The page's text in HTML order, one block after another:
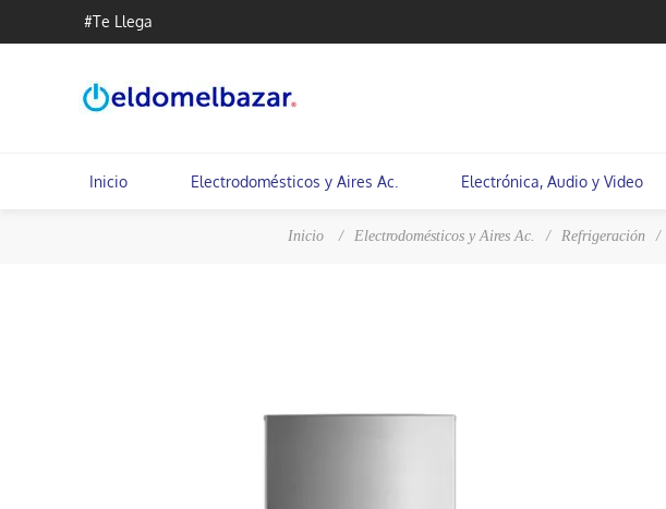
#Te Llega
Inicio Electrodomésticos y Aires Ac. Electrónica, Audio y Video
Inicio / Electrodomésticos y Aires Ac. / Refrigeración /